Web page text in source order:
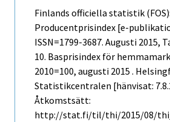
Finlands officiella statistik (FOS):
Producentprisindex [e-
ISSN=1799-3687. Augusti 2015,
10. Basprisindex för
2010=100, augusti 2015 .
Statistikcentralen [hänvisat:
Åtkomstsätt:
http://stat.fi/til/thi/2015/08/